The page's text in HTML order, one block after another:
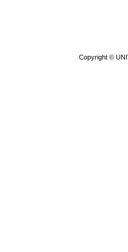
Copyright ©